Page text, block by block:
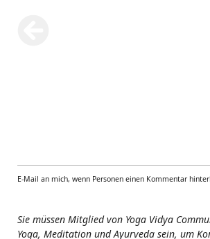
E-Mail an mich, wenn Personen einen Kommentar
Sie müssen Mitglied von Yoga Vidya
Yoga, Meditation und Ayurveda sein, um